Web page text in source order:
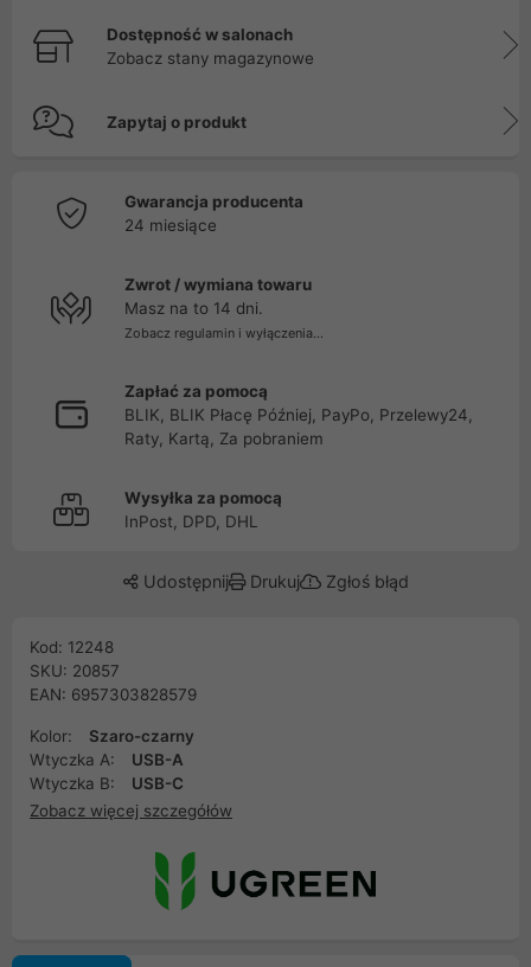
Dostępność w salonach
Zobacz stany magazynowe
Zapytaj o produkt
Gwarancja producenta
24 miesiące
Zwrot / wymiana towaru
Masz na to 14 dni.
Zobacz regulamin i wyłączenia...
Zapłać za pomocą
BLIK, BLIK Płacę Później, PayPo, Przelewy24,
Raty, Kartą, Za pobraniem
Wysyłka za pomocą
InPost, DPD, DHL
Udostępnij Drukuj Zgłoś błąd
Kod: 12248
SKU: 20857
EAN: 6957303828579
Kolor:
Szaro-czarny
Wtyczka A:
USB-A
Wtyczka B:
USB-C
Zobacz więcej szczegółów